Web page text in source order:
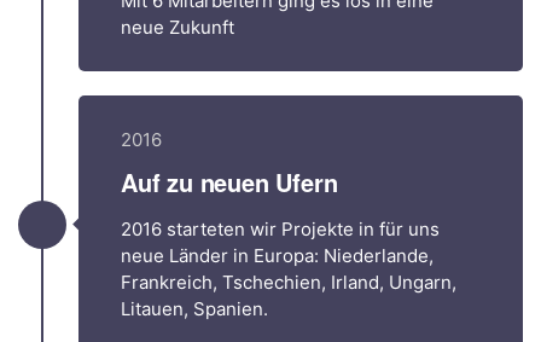
neue Zukunft
2016
Auf zu neuen Ufern
2016 starteten wir Projekte in für uns
neue Länder in Europa: Niederlande,
Frankreich, Tschechien, Irland, Ungarn,
Litauen, Spanien.